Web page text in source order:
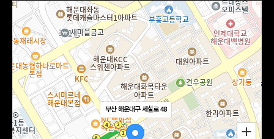
부산 해운대구 세실로 48